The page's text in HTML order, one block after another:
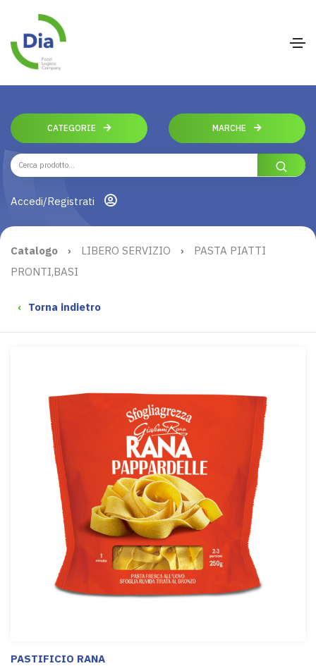
CATEGORIE MARCHE
Accedi/Registrati
Catalogo › LIBERO SERVIZIO ›
PASTA PIATTI
PRONTI,BASI
‹ Torna indietro
PASTIFICIO RANA